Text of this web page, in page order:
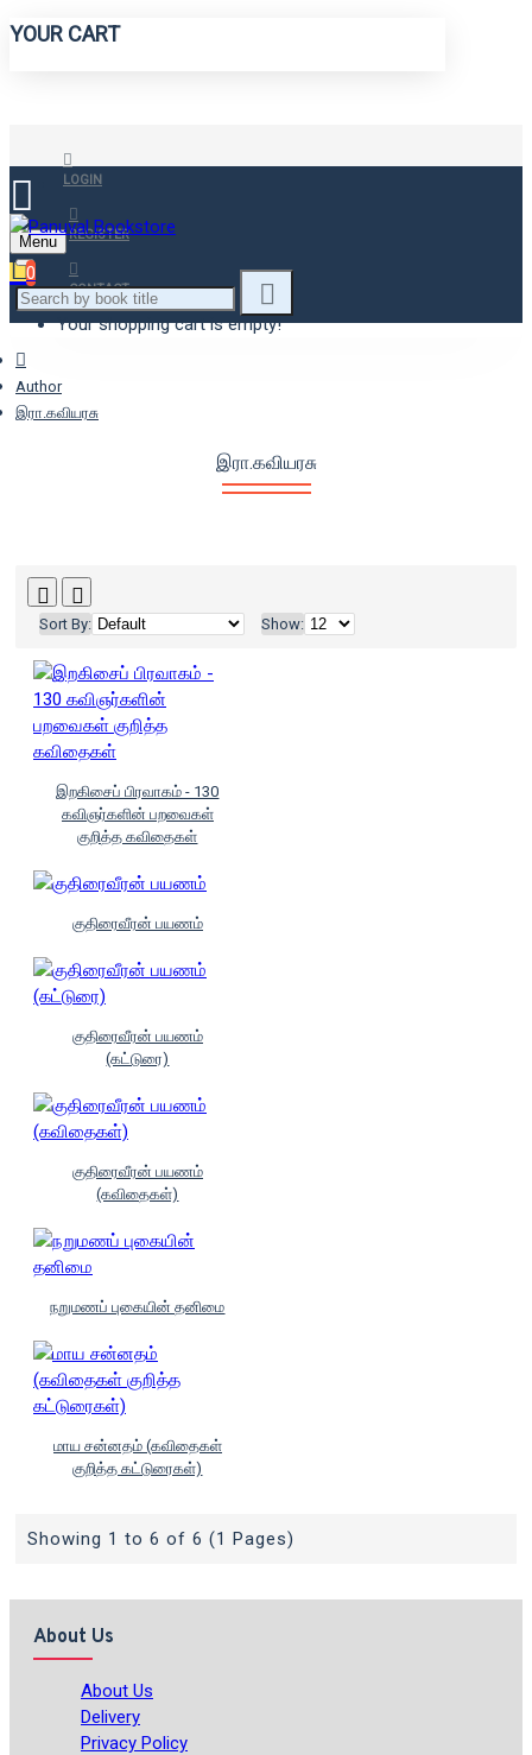
YOUR CART
LOGIN
REGISTER
CONTACT
Menu
0
Your shopping cart is empty!
Author
இரா.கவியரசு
இரா.கவியரசு
Sort By: Show:
இறகிசைப் பிரவாகம் - 130
கவிஞர்களின் பறவைகள்
குறித்த கவிதைகள்
குதிரைவீரன் பயணம்
குதிரைவீரன் பயணம்
(கட்டுரை)
குதிரைவீரன் பயணம்
(கவிதைகள்)
நறுமணப் புகையின் தனிமை
மாய சன்னதம் (கவிதைகள்
குறித்த கட்டுரைகள்)
Showing 1 to 6 of 6 (1 Pages)
About Us
About Us
Delivery
Privacy Policy